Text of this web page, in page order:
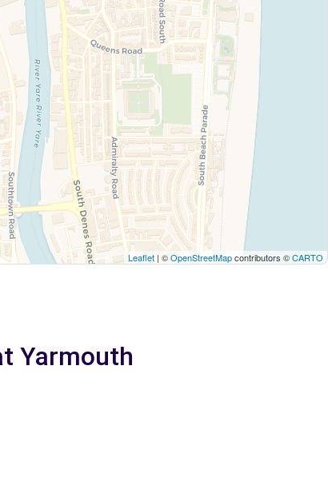
Leaflet | ©OpenStreetMapcontributors ©CARTO
Yarmouth